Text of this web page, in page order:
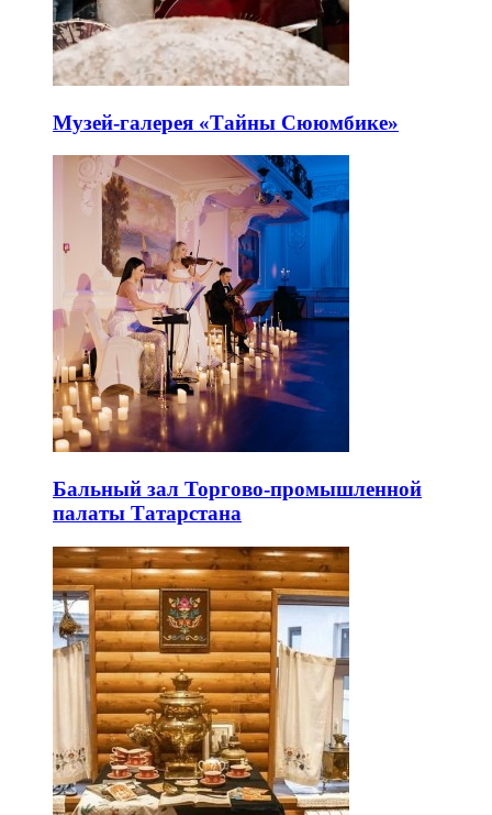
Музей-галерея «Тайны Сююмбике»
Бальный зал Торгово-промышленной
палаты Татарстана